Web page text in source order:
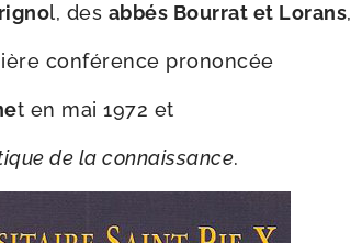
l, des abbés Bourrat et Lorans,
confé­rence prononcée
t en mai 1972 et
de la connais­sance.